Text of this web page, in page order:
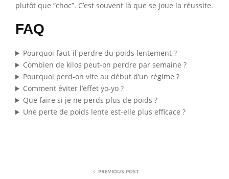
plutôt que “choc”. C’est souvent là que se joue la réussite.
FAQ
Pourquoi faut-il perdre du poids lentement ?
Combien de kilos peut-on perdre par semaine ?
Pourquoi perd-on vite au début d’un régime ?
Comment éviter l’effet yo-yo ?
Que faire si je ne perds plus de poids ?
Une perte de poids lente est-elle plus efficace ?
PREVIOUS POST